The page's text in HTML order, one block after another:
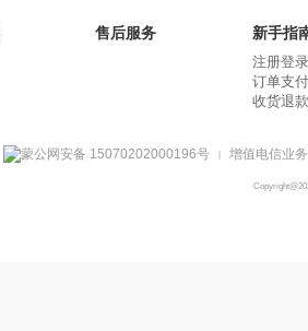
售后服务 新手指
注册登录
订单支付
收货退款
蒙公网安备 15070202000196号 增值电信业